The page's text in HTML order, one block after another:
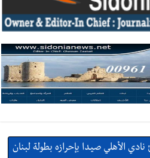
صيدا وصور يشاركان في ورشة